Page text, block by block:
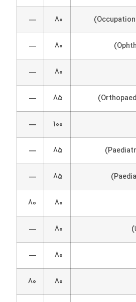
80
—
80
—
80
—
85
—
100
—
85
—
85
—
80
80
80
—
80
—
80
80